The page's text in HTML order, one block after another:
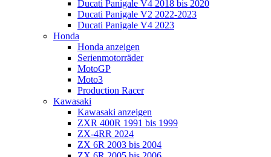
Ducati Panigale V4 2018 bis 2020
Ducati Panigale V2 2022-2023
Ducati Panigale V4 2023
Honda
Honda anzeigen
Serienmotorräder
MotoGP
Moto3
Production Racer
Kawasaki
Kawasaki anzeigen
ZXR 400R 1991 bis 1999
ZX-4RR 2024
ZX 6R 2003 bis 2004